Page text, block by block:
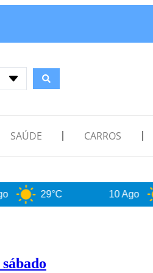
SAÚDE CARROS
29°C 25°C